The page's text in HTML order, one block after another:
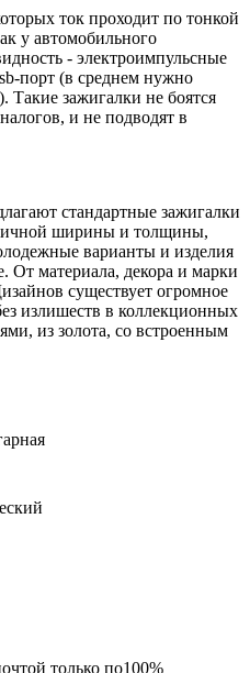
ток проходит по тонкой
у автомобильного
- электроимпульсные
порт (в среднем нужно
Такие зажигалки не боятся
и не подводят в
стандартные зажигалки
ширины и толщины,
варианты и изделия
От материала, декора и марки
существует огромное
излишеств в коллекционных
из золота, со встроенным
только по100%